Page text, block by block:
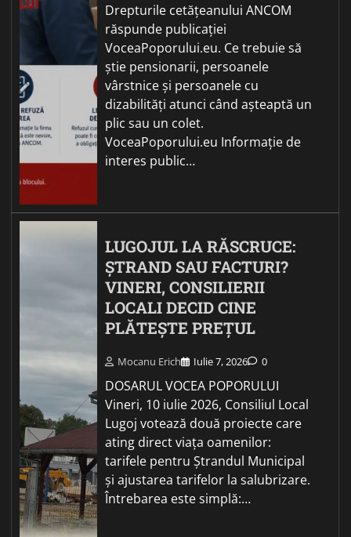
Drepturile cetățeanului ANCOM
răspunde publicației
VoceaPoporului.eu. Ce trebuie să
știe pensionarii, persoanele
vârstnice și persoanele cu
dizabilități atunci când așteaptă un
plic sau un colet.
VoceaPoporului.eu Informație de
interes public…
LUGOJUL LA RĂSCRUCE:
ȘTRAND SAU FACTURI?
VINERI, CONSILIERII
LOCALI DECID CINE
PLĂTEȘTE PREȚUL
Mocanu Erich Iulie 7, 2026 0
DOSARUL VOCEA POPORULUI
Vineri, 10 iulie 2026, Consiliul Local
Lugoj votează două proiecte care
ating direct viața oamenilor:
tarifele pentru Ștrandul Municipal
și ajustarea tarifelor la salubrizare.
Întrebarea este simplă:…